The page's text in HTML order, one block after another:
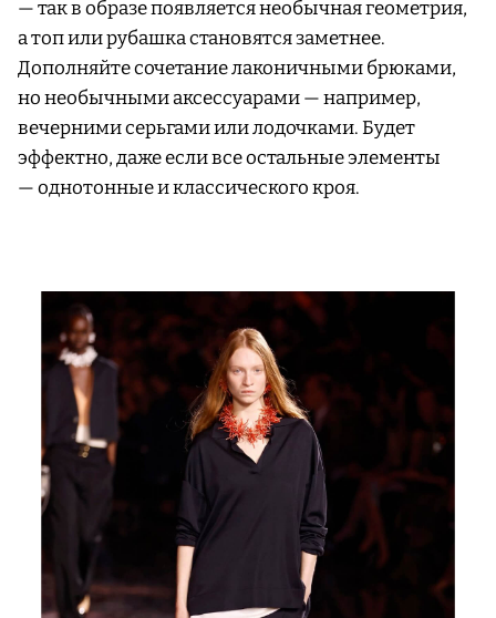
— так в образе появляется необычная геометрия,
а топ или рубашка становятся заметнее.
Дополняйте сочетание лаконичными брюками,
но необычными аксессуарами — например,
вечерними серьгами или лодочками. Будет
эффектно, даже если все остальные элементы
— однотонные и классического кроя.